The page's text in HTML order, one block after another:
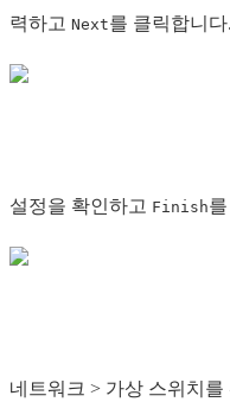
력하고 Next를 클릭합니다.
설정을 확인하고 Finish
네트워크 > 가상 스위치